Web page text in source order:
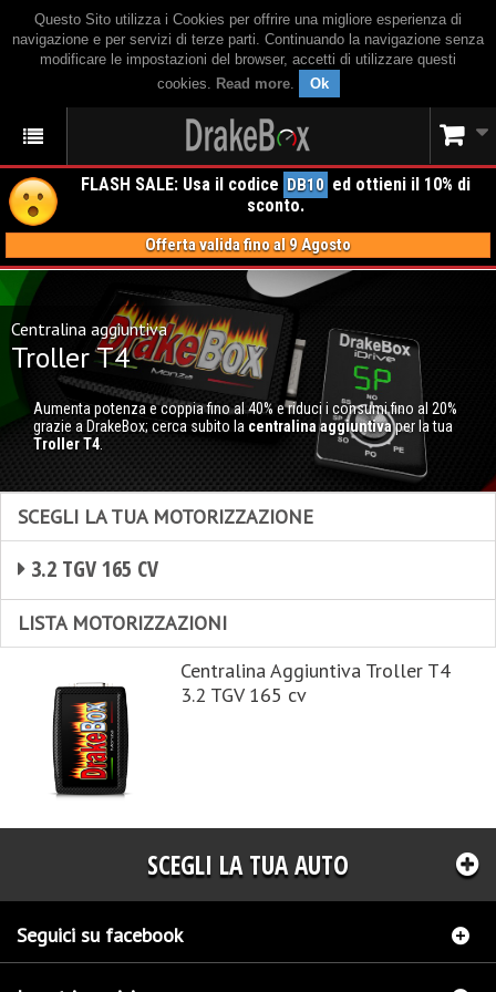
Questo Sito utilizza i Cookies per offrire una migliore esperienza di
navigazione e per servizi di terze parti. Continuando la navigazione senza
modificare le impostazioni del browser, accetti di utilizzare questi
cookies. Read more. Ok
FLASH SALE: Usa il codice DB10 ed ottieni il 10% di
sconto.
Offerta valida fino al 9 Agosto
Centralina aggiuntiva
Troller T4
Aumenta potenza e coppia fino al 40% e riduci i consumi fino al 20%
grazie a DrakeBox; cerca subito la centralina aggiuntivaper la tua
Troller T4
SCEGLI LA TUA MOTORIZZAZIONE
3.2 TGV 165 CV
LISTA MOTORIZZAZIONI
Centralina Aggiuntiva Troller T4
3.2 TGV 165 cv
SCEGLI LA TUA AUTO
Seguici su facebook